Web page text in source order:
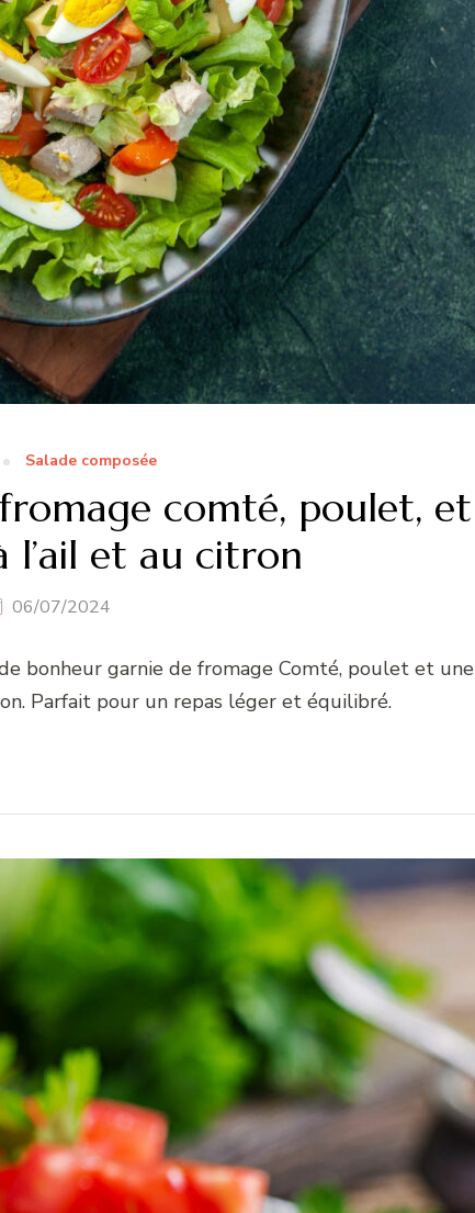
Salade composée
comté, poulet, et
l’ail et au citron
06/07/2024
bonheur garnie de fromage Comté, poulet et une
Parfait pour un repas léger et équilibré.